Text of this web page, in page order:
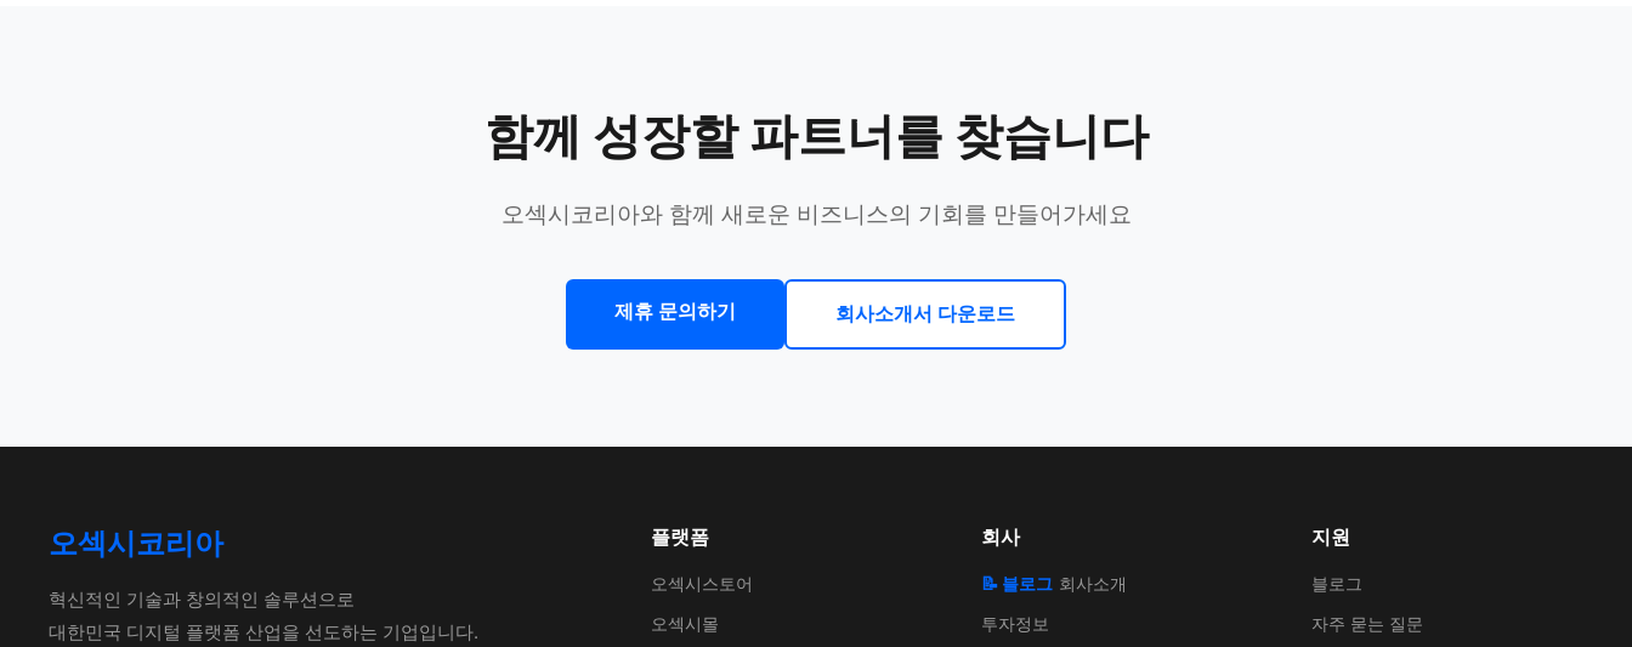
함께 성장할 파트너를 찾습니다
오섹시코리아와 함께 새로운 비즈니스의 기회를 만들어가세요
제휴 문의하기 회사소개서 다운로드
오섹시코리아
혁신적인 기술과 창의적인 솔루션으로
대한민국 디지털 플랫폼 산업을 선도하는 기업입니다.
플랫폼
오섹시스토어
오섹시몰
회사
📝 블로그 회사소개
투자정보
지원
블로그
자주 묻는 질문